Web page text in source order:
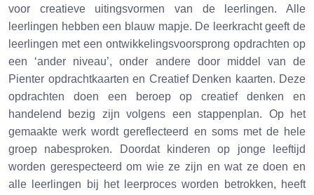
voor creatieve uitingsvormen van de leerlingen. Alle
leerlingen hebben een blauw mapje. De leerkracht geeft de
leerlingen met een ontwikkelingsvoorsprong opdrachten op
een ‘ander niveau’, onder andere door middel van de
Pienter opdrachtkaarten en Creatief Denken kaarten. Deze
opdrachten doen een beroep op creatief denken en
handelend bezig zijn volgens een stappenplan. Op het
gemaakte werk wordt gereflecteerd en soms met de hele
groep nabesproken. Doordat kinderen op jonge leeftijd
worden gerespecteerd om wie ze zijn en wat ze doen en
alle leerlingen bij het leerproces worden betrokken, heeft